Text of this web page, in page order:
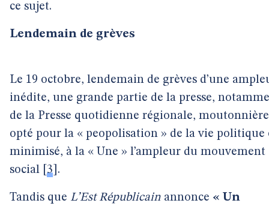
ce sujet.
Lendemain de grèves
Le 19 octobre, lendemain de grèves d’une
inédite, une grande partie de la presse,
de la Presse quotidienne régionale,
opté pour la « peopolisation » de la vie politique
minimisé, à la « Une » l’ampleur du mouvement
social 3 .
Tandis que L’Est Républicain annonce « Un